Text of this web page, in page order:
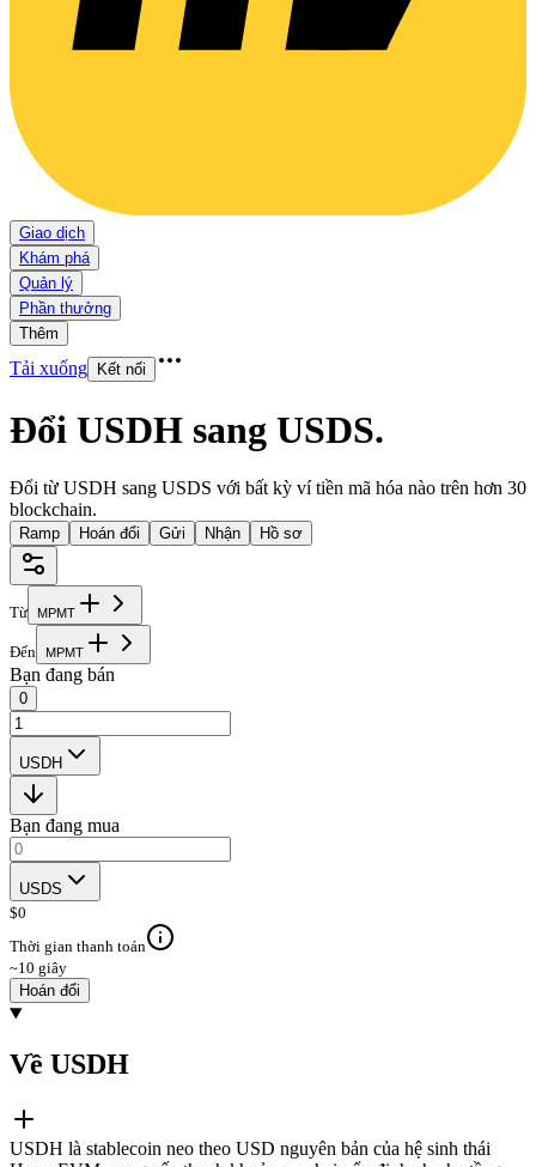
Giao dịch
Khám phá
Quản lý
Phần thưởng
Thêm
Tải xuống Kết nối
Đổi USDH sang USDS.
Đổi từ USDH sang USDS với bất kỳ ví tiền mã hóa nào trên hơn 30
blockchain.
Ramp Hoán đổi Gửi Nhận Hồ sơ
Từ MPMT
Đến MPMT
Bạn đang bán
0
USDH
Bạn đang mua
USDS
$0
Thời gian thanh toán
~10 giây
Hoán đổi
Về USDH
USDH là stablecoin neo theo USD nguyên bản của hệ sinh thái